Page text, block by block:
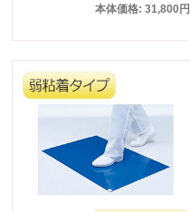
本体価格: 31,800円